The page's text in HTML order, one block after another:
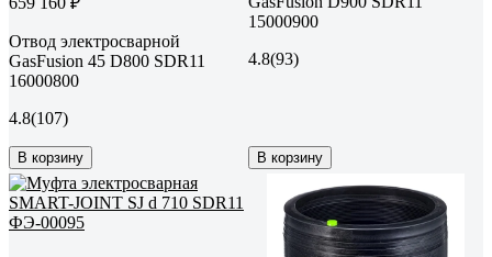
Отвод электросварной
GasFusion 45 D800 SDR11
16000800
4.8(107)
В корзину
15000900
4.8(93)
В корзину